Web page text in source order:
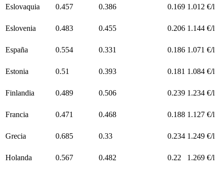
Eslovaquia 0.457 0.386 0.169 1.012 €/l
Eslovenia 0.483 0.455 0.206 1.144 €/l
España 0.554 0.331 0.186 1.071 €/l
Estonia 0.51 0.393 0.181 1.084 €/l
Finlandia 0.489 0.506 0.239 1.234 €/l
Francia 0.471 0.468 0.188 1.127 €/l
Grecia 0.685 0.33 0.234 1.249 €/l
Holanda 0.567 0.482 0.22 1.269 €/l